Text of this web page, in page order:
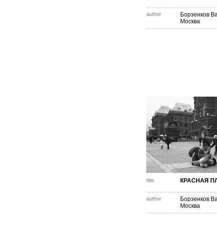
author
Борзенков
Москва
title КРАСНАЯ
author
Борзенков
Москва